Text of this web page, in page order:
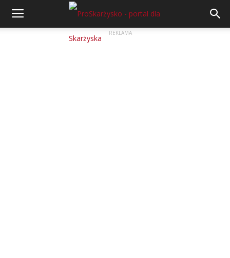
REKLAMA